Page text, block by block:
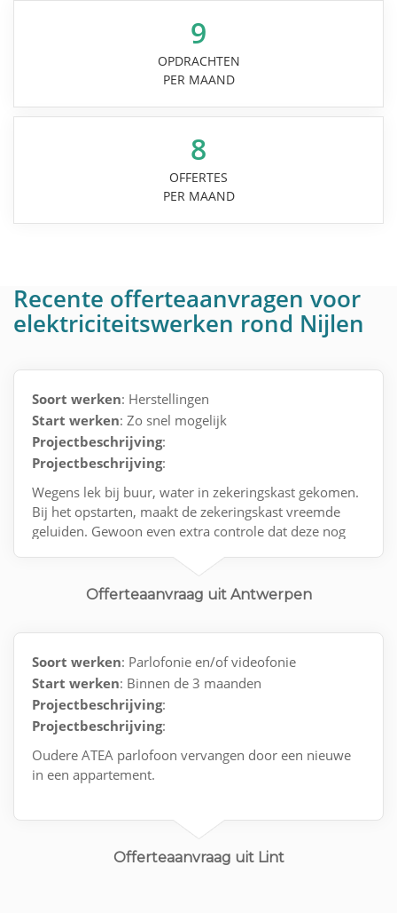
9
OPDRACHTEN
PER MAAND
8
OFFERTES
PER MAAND
Recente offerteaanvragen voor
elektriciteitswerken rond Nijlen
Soort werken: Herstellingen
Start werken: Zo snel mogelijk
Projectbeschrijving:
Projectbeschrijving:
Wegens lek bij buur, water in zekeringskast gekomen.
Bij het opstarten, maakt de zekeringskast vreemde
geluiden. Gewoon even extra controle dat deze nog
Offerteaanvraag uit Antwerpen
Soort werken: Parlofonie en/of videofonie
Start werken: Binnen de 3 maanden
Projectbeschrijving:
Projectbeschrijving:
Oudere ATEA parlofoon vervangen door een nieuwe
in een appartement.
Offerteaanvraag uit Lint